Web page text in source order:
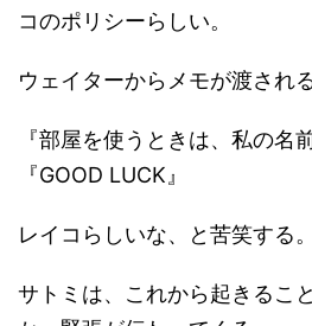
コのポリシーらしい。
ウェイターからメモが渡される
『部屋を使うときは、私の名
『GOOD LUCK』
レイコらしいな、と苦笑する。
サトミは、これから起きるこ